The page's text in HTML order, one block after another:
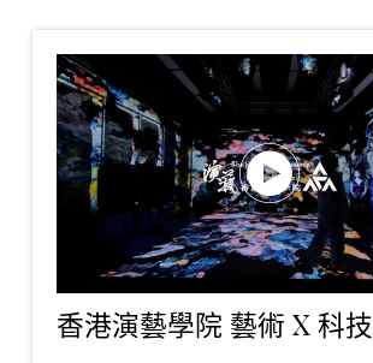
香港演藝學院 藝術 X 科技